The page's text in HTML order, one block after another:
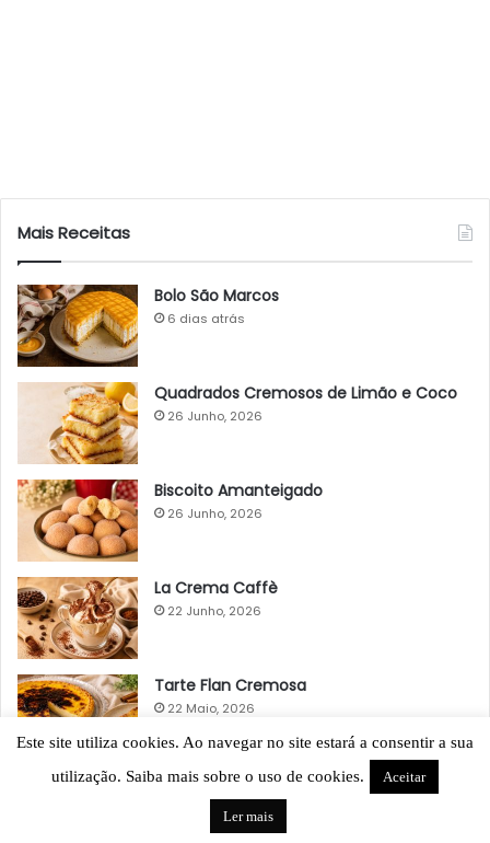
Mais Receitas
Bolo São Marcos
6 dias atrás
Quadrados Cremosos de Limão e Coco
26 Junho, 2026
Biscoito Amanteigado
26 Junho, 2026
La Crema Caffè
22 Junho, 2026
Tarte Flan Cremosa
22 Maio, 2026
Este site utiliza cookies. Ao navegar no site estará a consentir a sua
utilização. Saiba mais sobre o uso de cookies.
Aceitar
Ler mais